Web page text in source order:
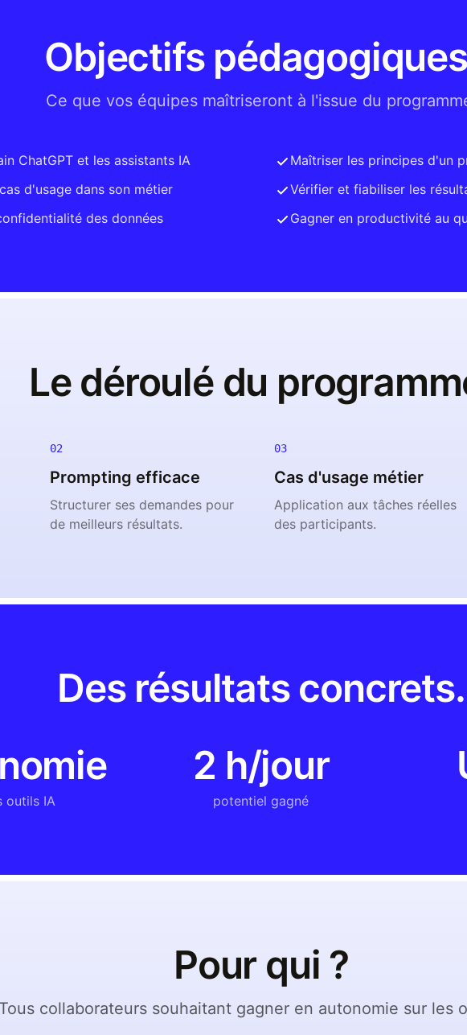
Objectifs
Ce que vos équipes maîtriseront à l'issue du
ChatGPT et les assistants IA
Maîtriser les principes d'un
d'usage dans son métier
Vérifier et fiabiliser les
des données
Gagner en productivité au
Le déroulé du
02
Prompting efficace
Structurer ses demandes pour
de meilleurs résultats.
03
Cas d'usage métier
Application aux tâches réelles
des participants.
Des résultats concrets.
outils IA
2 h/jour
potentiel gagné
Pour qui ?
Tous collaborateurs souhaitant gagner en autonomie sur les